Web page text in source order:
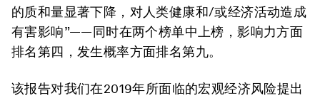
的质和量显著下降，对人类健康和/或经济活动造成
有害影响”——同时在两个榜单中上榜，影响力方面
排名第四，发生概率方面排名第九。
该报告对我们在2019年所面临的宏观经济风险提出